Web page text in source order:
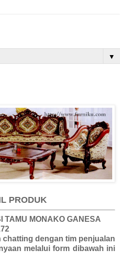
▼
PRODUK
TAMU MONAKO GANESA
chatting dengan tim penjualan
melalui form dibawah ini